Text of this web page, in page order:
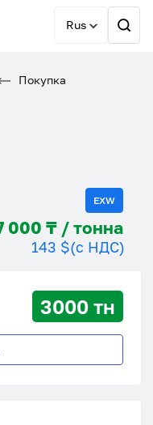
Rus
Покупка
EXW
67 000 ₸ / тонна
143 $(с НДС)
3000 тн